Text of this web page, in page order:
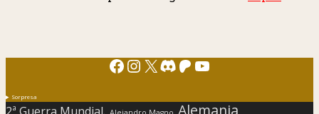
Facebook
Instagram
X Discord
Patreon
YouTube
Sorpresa